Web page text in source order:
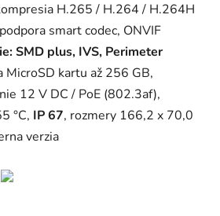
H.265 / H.264 / H.264H
smart codec, ONVIF
SMD plus, IVS, Perimeter
MicroSD kartu až 256 GB,
12 V DC / PoE (802.3af),
°C, IP 67, rozmery 166,2 x 70,0
verzia